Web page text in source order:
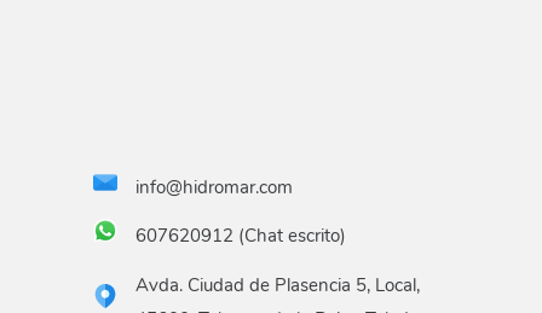
info@hidromar.com
607620912 (Chat escrito)
Avda. Ciudad de Plasencia 5, Local,